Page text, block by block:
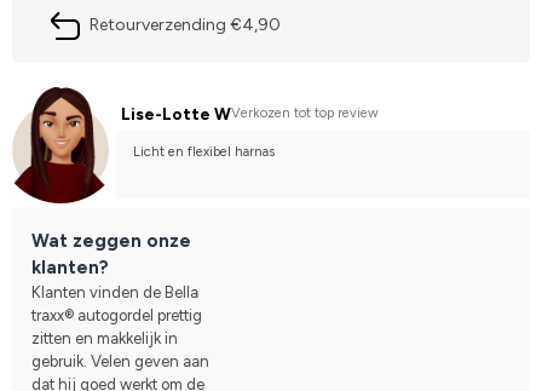
Retourverzending €4,90
Lise-Lotte WVerkozen tot top review
Licht en flexibel harnas
Wat zeggen onze
klanten?
Klanten vinden de Bella
traxx® autogordel prettig
zitten en makkelijk in
gebruik. Velen geven aan
dat hij goed werkt om de